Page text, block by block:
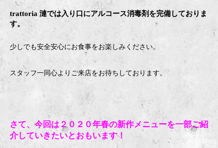
trattoria 漣では入り口にアルコース消毒剤を完備しておりま
す。
少しでも安全安心にお食事をお楽しみください。
スタッフ一同心よりご来店をお待ちしております。
さて、今回は２０２０年春の新作メニューを一部ご紹
介していきたいとおもいます！